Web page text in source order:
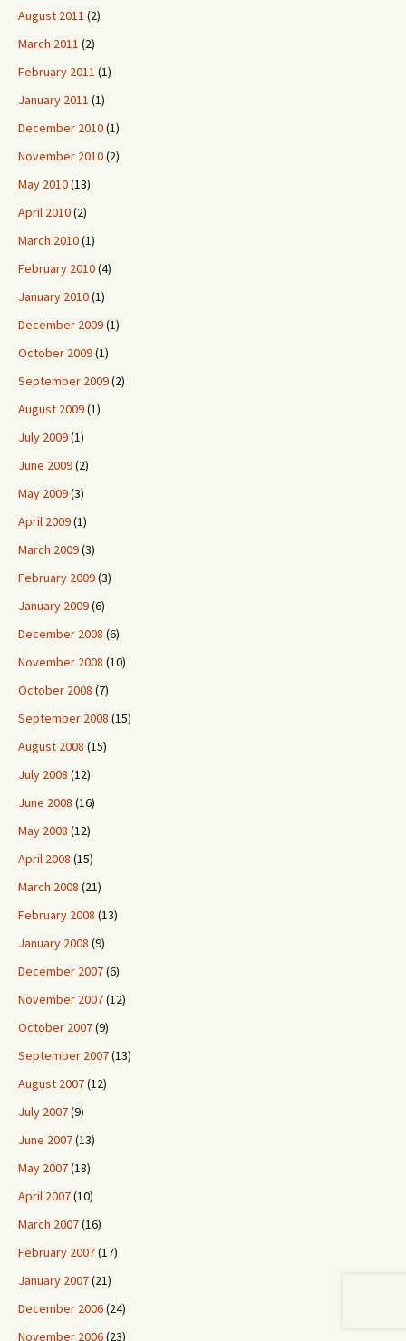
August 2011 (2)
March 2011 (2)
February 2011 (1)
January 2011 (1)
December 2010(1)
November 2010(2)
May 2010(13)
April 2010(2)
March 2010(1)
February 2010(4)
January 2010(1)
December 2009(1)
October 2009(1)
September 2009(2)
August 2009(1)
July 2009(1)
June 2009(2)
May 2009(3)
April 2009(1)
March 2009(3)
February 2009(3)
January 2009(6)
December 2008 (6)
November 2008 (10)
October 2008 (7)
September 2008 (15)
August 2008 (15)
July 2008 (12)
June 2008 (16)
May 2008 (12)
April 2008 (15)
March 2008 (21)
February 2008 (13)
January 2008 (9)
December 2007(6)
November 2007(12)
October 2007(9)
September 2007(13)
August 2007(12)
July 2007(9)
June 2007(13)
May 2007(18)
April 2007(10)
March 2007(16)
February 2007(17)
January 2007(21)
December 2006(24)
November 2006(23)